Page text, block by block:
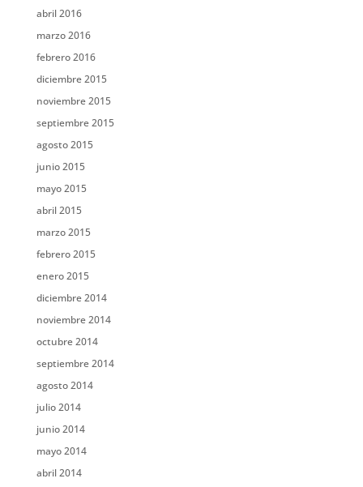
abril 2016
marzo 2016
febrero 2016
diciembre 2015
noviembre 2015
septiembre 2015
agosto 2015
junio 2015
mayo 2015
abril 2015
marzo 2015
febrero 2015
enero 2015
diciembre 2014
noviembre 2014
octubre 2014
septiembre 2014
agosto 2014
julio 2014
junio 2014
mayo 2014
abril 2014